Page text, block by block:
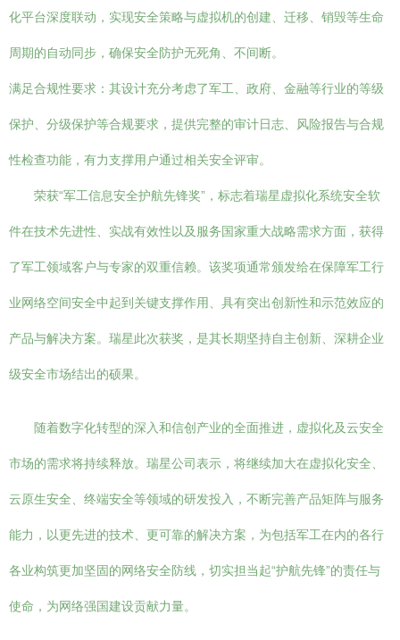
化平台深度联动，实现安全策略与虚拟机的创建、迁移、销毁等生命
周期的自动同步，确保安全防护无死角、不间断。
满足合规性要求：其设计充分考虑了军工、政府、金融等行业的等级
保护、分级保护等合规要求，提供完整的审计日志、风险报告与合规
性检查功能，有力支撑用户通过相关安全评审。
荣获“军工信息安全护航先锋奖”，标志着瑞星虚拟化系统安全软
件在技术先进性、实战有效性以及服务国家重大战略需求方面，获得
了军工领域客户与专家的双重信赖。该奖项通常颁发给在保障军工行
业网络空间安全中起到关键支撑作用、具有突出创新性和示范效应的
产品与解决方案。瑞星此次获奖，是其长期坚持自主创新、深耕企业
级安全市场结出的硕果。
随着数字化转型的深入和信创产业的全面推进，虚拟化及云安全
市场的需求将持续释放。瑞星公司表示，将继续加大在虚拟化安全、
云原生安全、终端安全等领域的研发投入，不断完善产品矩阵与服务
能力，以更先进的技术、更可靠的解决方案，为包括军工在内的各行
各业构筑更加坚固的网络安全防线，切实担当起“护航先锋”的责任与
使命，为网络强国建设贡献力量。